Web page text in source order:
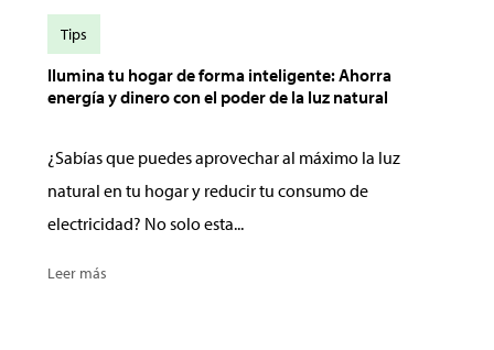
Ilumina tu hogar de forma inteligente: Ahorra
energía y dinero con el poder de la luz natural
¿Sabías que puedes aprovechar al máximo la luz
natural en tu hogar y reducir tu consumo de
electricidad? No solo esta...
Leer más
Tips